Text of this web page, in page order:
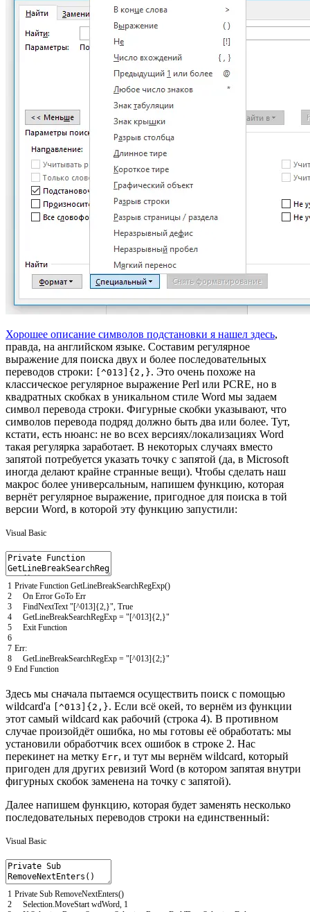
Хорошее описание символов подстановки я нашел здесь,
правда, на английском языке. Составим регулярное
выражение для поиска двух и более последовательных
переводов строки:
[^013]{2,}. Это очень похоже на
классическое регулярное выражение Perl или PCRE, но в
квадратных скобках в уникальном стиле Word мы задаем
символ перевода строки. Фигурные скобки указывают, что
символов перевода подряд должно быть два или более. Тут,
кстати, есть нюанс: не во всех версиях/локализациях Word
такая регулярка заработает. В некоторых случаях вместо
запятой потребуется указать точку с запятой (да, в Microsoft
иногда делают крайне странные вещи). Чтобы сделать наш
макрос более универсальным, напишем функцию, которая
вернёт регулярное выражение, пригодное для поиска в той
версии Word, в которой эту функцию запустили:
Visual Basic
1
2
3
4
5
6
7
8
9
Private Function GetLineBreakSearchRegExp()
On Error GoTo Err
FindNextText "[^013]{2,}", True
GetLineBreakSearchRegExp = "[^013]{2,}"
Exit Function
Err:
GetLineBreakSearchRegExp = "[^013]{2;}"
End Function
Здесь мы сначала пытаемся осуществить поиск с помощью
wildcard'а
[^013]{2,}. Если всё окей, то вернём из функции
этот самый wildcard как рабочий (строка 4). В противном
случае произойдёт ошибка, но мы готовы её обработать: мы
установили обработчик всех ошибок в строке 2. Нас
перекинет на метку Err, и тут мы вернём wildcard, который
пригоден для других ревизий Word (в котором запятая внутри
фигурных скобок заменена на точку с запятой).
Далее напишем функцию, которая будет заменять несколько
последовательных переводов строки на единственный:
Visual Basic
1
2
Private Sub RemoveNextEnters()
Selection.MoveStartwdWord, 1